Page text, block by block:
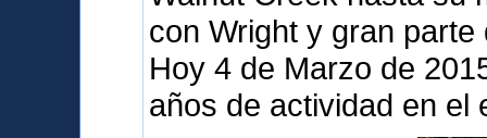
con Wright y gran
Hoy 4 de Marzo de
años de actividad en el